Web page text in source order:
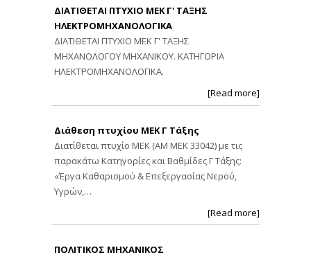
ΔΙΑΤΙΘΕΤΑΙ ΠΤΥΧΙΟ ΜΕΚ Γ' ΤΑΞΗΣ
ΗΛΕΚΤΡΟΜΗΧΑΝΟΛΟΓΙΚΑ
ΔΙΑΤΙΘΕΤΑΙ ΠΤΥΧΙΟ ΜΕΚ Γ' ΤΑΞΗΣ
ΜΗΧΑΝΟΛΟΓΟΥ ΜΗΧΑΝΙΚΟΥ. ΚΑΤΗΓΟΡΙΑ
ΗΛΕΚΤΡΟΜΗΧΑΝΟΛΟΓΙΚΑ.
[Read more]
Διάθεση πτυχίου ΜΕΚ Γ Τάξης
Διατίθεται πτυχίο ΜΕΚ (ΑΜ ΜΕΚ 33042) με τις
παρακάτω Κατηγορίες και Βαθμίδες Γ Τάξης:
«Έργα Καθαρισμού & Επεξεργασίας Νερού,
Υγρών,…
[Read more]
ΠΟΛΙΤΙΚΟΣ ΜΗΧΑΝΙΚΟΣ